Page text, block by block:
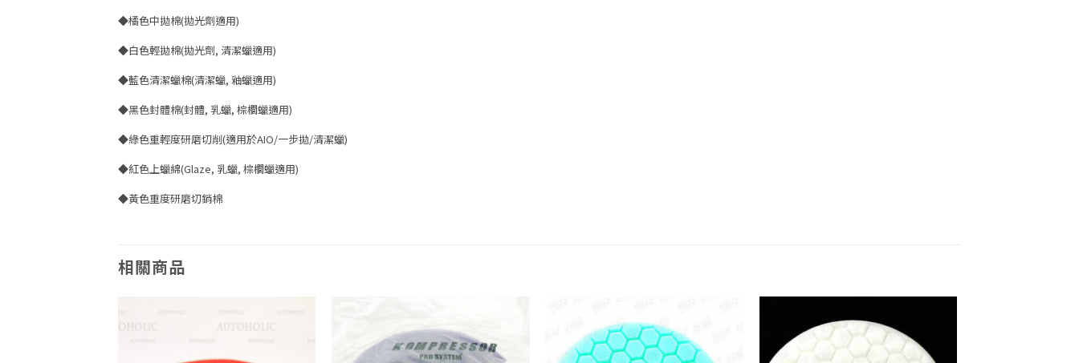
◆橘色中拋棉(拋光劑適用)
◆白色輕拋棉(拋光劑, 清潔蠟適用)
◆藍色清潔蠟棉(清潔蠟, 釉蠟適用)
◆黑色封體棉(封體, 乳蠟, 棕櫚蠟適用)
◆綠色重輕度研磨切削(適用於AIO/一步拋/清潔蠟)
◆紅色上蠟綿(Glaze, 乳蠟, 棕櫚蠟適用)
◆黃色重度研磨切銷棉
相關商品
Add to
wishlist
wishlist
Add to
wishlist